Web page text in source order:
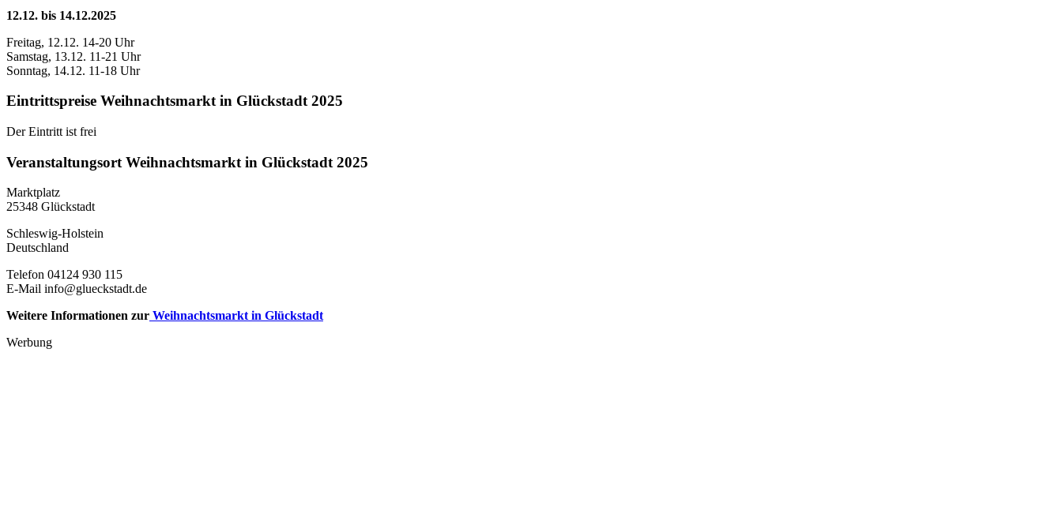
12.12. bis 14.12.2025
Freitag, 12.12. 14-20 Uhr
Samstag, 13.12. 11-21 Uhr
Sonntag, 14.12. 11-18 Uhr
Eintrittspreise Weihnachtsmarkt in Glückstadt 2025
Der Eintritt ist frei
Veranstaltungsort Weihnachtsmarkt in Glückstadt 2025
Marktplatz
25348 Glückstadt
Schleswig-Holstein
Deutschland
Telefon 04124 930 115
E-Mail info@glueckstadt.de
Weitere Informationen zur Weihnachtsmarkt in Glückstadt
Werbung